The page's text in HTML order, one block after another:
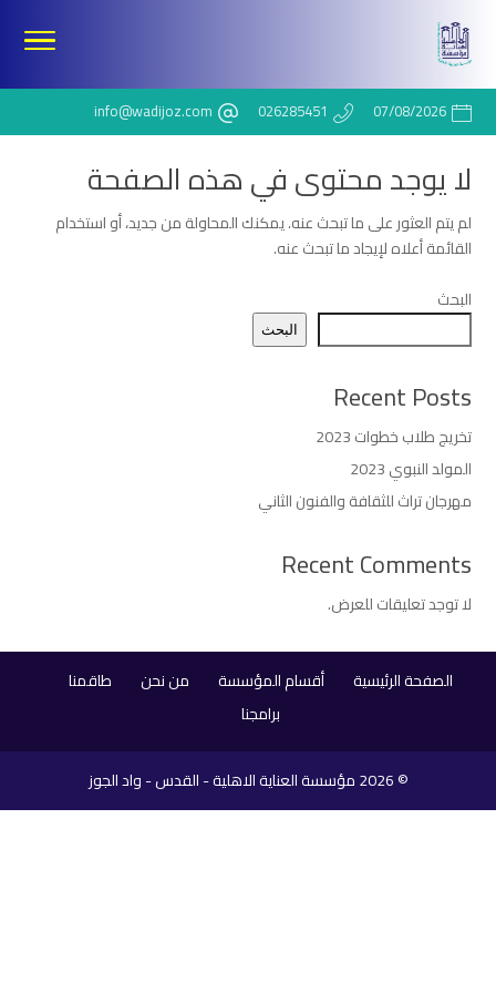
07/08/2026
026285451
info@wadijoz.com
لا يوجد محتوى في هذه الصفحة
لم يتم العثور على ما تبحث عنه. يمكنك المحاولة من جديد، أو استخدام
القائمة أعلاه لإيجاد ما تبحث عنه.
البحث
البحث
Recent Posts
تخريج طلاب خطوات 2023
المولد النبوي 2023
مهرجان تراث للثقافة والفنون الثاني
Recent Comments
لا توجد تعليقات للعرض.
الصفحة الرئيسية أقسام المؤسسة من نحن
طاقمنا
برامجنا
© 2026 مؤسسة العناية الاهلية - القدس - واد الجوز